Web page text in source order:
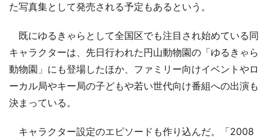
た写真集として発売される予定もあるという。
既にゆるきゃらとして全国区でも注目され始めている同
キャラクターは、先日行われた円山動物園の「ゆるきゃら
動物園」にも登場したほか、ファミリー向けイベントやロ
ーカル局やキー局の子どもや若い世代向け番組への出演も
決まっている。
キャラクター設定のエピソードも作り込んだ。「2008